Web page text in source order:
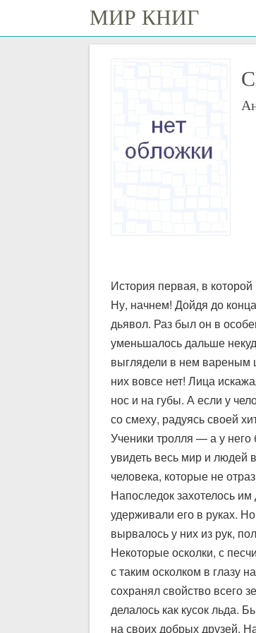
МИР КНИГ
История первая, в которой
Ну, начнем! Дойдя до
дьявол. Раз был он в
уменьшалось дальше
выглядели в нем вареным
них вовсе нет! Лица
нос и на губы. А если у
со смеху, радуясь своей
Ученики тролля — а у
увидеть весь мир и людей
человека, которые не
Напоследок захотелось
удерживали его в руках.
вырвалось у них из рук,
Некоторые осколки, с
с таким осколком в глазу
сохранял свойство всего
делалось как кусок льда.
на своих добрых друзей.